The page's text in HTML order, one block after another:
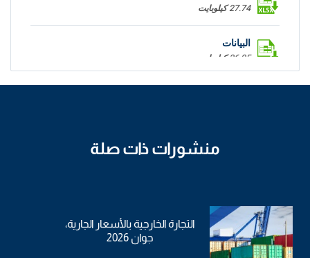
27.74 كيلوبايت
البيانات
36.25 كيلوبايت
منشورات ذات صلة
التجارة الخارجية بالأسعار الجارية،
جوان 2026